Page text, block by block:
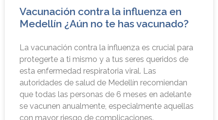
Vacunación contra la influenza en
Medellín ¿Aún no te has vacunado?
La vacunación contra la influenza es crucial para
protegerte a ti mismo y a tus seres queridos de
esta enfermedad respiratoria viral. Las
autoridades de salud de Medellín recomiendan
que todas las personas de 6 meses en adelante
se vacunen anualmente, especialmente aquellas
con mayor riesgo de complicaciones.